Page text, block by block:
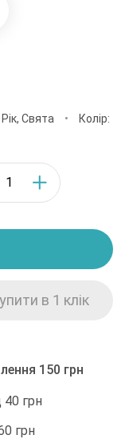
Свята •
Колір:
150 грн
40 грн
грн